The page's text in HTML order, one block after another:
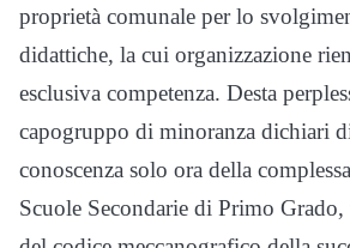
proprietà comunale per lo
didattiche, la cui organizzazione
esclusiva competenza. Desta
capogruppo di minoranza dichiari
conoscenza solo ora della
Scuole Secondarie di Primo Grado,